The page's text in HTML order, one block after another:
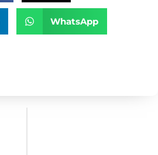
WhatsApp